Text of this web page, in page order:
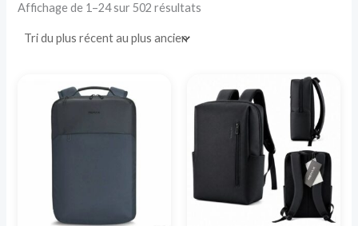
Affichage de 1–24 sur 502 résultats